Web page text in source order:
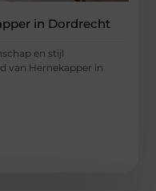
in Dordrecht
en stijl
van Hernekapper in